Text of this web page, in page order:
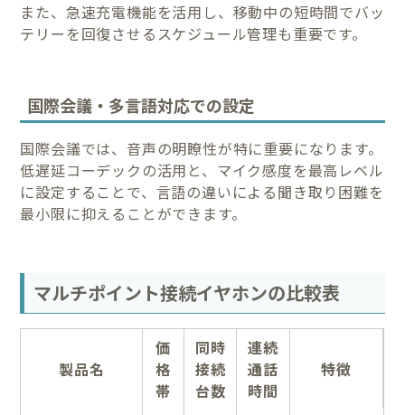
また、急速充電機能を活用し、移動中の短時間でバッ
テリーを回復させるスケジュール管理も重要です。
国際会議・多言語対応での設定
国際会議では、音声の明瞭性が特に重要になります。
低遅延コーデックの活用と、マイク感度を最高レベル
に設定することで、言語の違いによる聞き取り困難を
最小限に抑えることができます。
マルチポイント接続イヤホンの比較表
製品名
価
格
帯
同時
接続
台数
連続
通話
時間
特徴